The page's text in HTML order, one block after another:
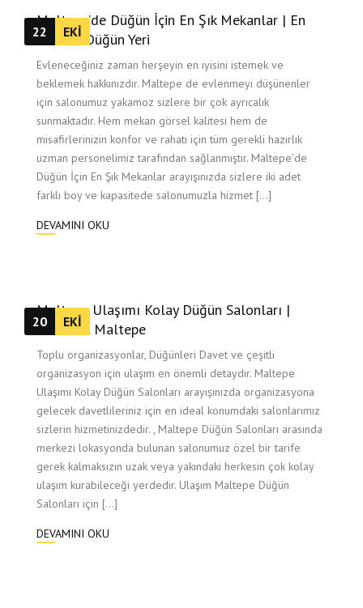
22 EKI
Maltepe’de Düğün İçin En Şık Mekanlar | En
Nadide Düğün Yeri
Evleneceğiniz zaman herşeyin en iyisini istemek ve
beklemek hakkınızdır. Maltepe de evlenmeyi düşünenler
için salonumuz yakamoz sizlere bir çok ayrıcalık
sunmaktadır. Hem mekan görsel kalitesi hem de
misafirlerinizin konfor ve rahatı için tüm gerekli hazırlık
uzman personelimiz tarafından sağlanmıştır. Maltepe’de
Düğün İçin En Şık Mekanlar arayışınızda sizlere iki adet
farklı boy ve kapasitede salonumuzla hizmet […]
DEVAMINI OKU
20 EKI
Maltepe Ulaşımı Kolay Düğün Salonları |
Yakamoz Maltepe
Toplu organizasyonlar, Düğünleri Davet ve çeşitli
organizasyon için ulaşım en önemli detaydır. Maltepe
Ulaşımı Kolay Düğün Salonları arayışınızda organizasyona
gelecek davetlileriniz için en ideal konumdaki salonlarımız
sizlerin hizmetinizdedir. , Maltepe Düğün Salonları arasında
merkezi lokasyonda bulunan salonumuz özel bir tarife
gerek kalmaksızın uzak veya yakındaki herkesin çok kolay
ulaşım kurabileceği yerdedir. Ulaşım Maltepe Düğün
Salonları için […]
DEVAMINI OKU